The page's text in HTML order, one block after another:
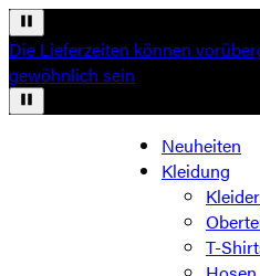
Die Lieferzeiten können
gewöhnlich sein
Neuheiten
Kleidung
Kleider
T-